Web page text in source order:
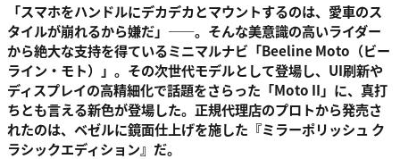
「スマホをハンドルにデカデカとマウントするのは、愛車のス
タイルが崩れるから嫌だ」——。そんな美意識の高いライダー
から絶大な支持を得ているミニマルナビ「Beeline Moto（ビー
ライン・モト）」。その次世代モデルとして登場し、UI刷新や
ディスプレイの高精細化で話題をさらった「Moto II」に、真打
ちとも言える新色が登場した。正規代理店のプロトから発売さ
れたのは、ベゼルに鏡面仕上げを施した『ミラーポリッシュ ク
ラシックエディション』だ。